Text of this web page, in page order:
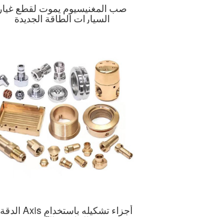
صب المغنيسيوم يموت لقطع غيار
السيارات الطاقة الجديدة